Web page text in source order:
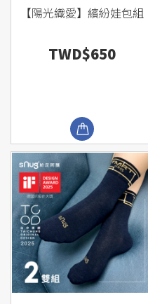
【陽光織愛】繽紛娃包組
TWD$650